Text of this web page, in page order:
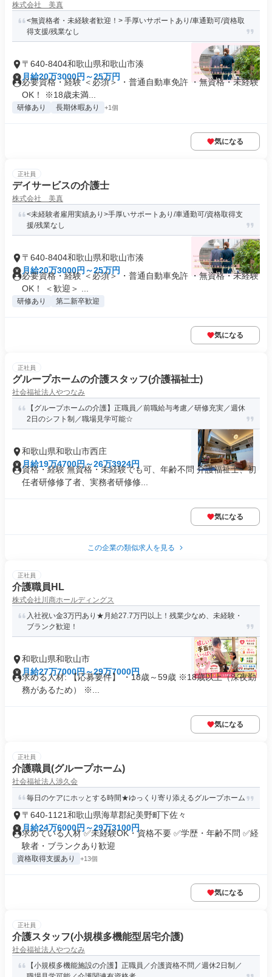
株式会社 美真
<無資格者・未経験者歓迎！> 手厚いサポートあり/車通勤可/資格取
得支援/残業なし
〒640-8404和歌山県和歌山市湊
月給20万3000円～25万円
必要資格・経験 ＜必須＞ ・普通自動車免許 ・無資格・未経験
OK！ ※18歳未満...
研修あり 長期休暇あり +1個
気になる
正社員
デイサービスの介護士
株式会社 美真
<未経験者雇用実績あり>手厚いサポートあり/車通勤可/資格取得支
援/残業なし
〒640-8404和歌山県和歌山市湊
月給20万3000円～25万円
必要資格・経験 ＜必須＞ ・普通自動車免許 ・無資格・未経験
OK！ ＜歓迎＞ ...
研修あり 第二新卒歓迎
気になる
正社員
グループホームの介護スタッフ(介護福祉士)
社会福祉法人やつなみ
【グループホームの介護】正職員／前職給与考慮／研修充実／週休
2日のシフト制／職場見学可能☆
和歌山県和歌山市西庄
月給19万4700円～26万3924円
資格・経験 無資格・未経験でも可、年齢不問 介護福祉士、初
任者研修修了者、実務者研修修...
気になる
この企業の類似求人を見る
正社員
介護職員HL
株式会社川商ホールディングス
入社祝い金3万円あり★月給27.7万円以上！残業少なめ、未経験・
ブランク歓迎！
和歌山県和歌山市
月給27万7000円～29万7000円
求める人材: 【応募要件】 ・18歳～59歳 ※18歳以上（深夜勤
務があるため） ※...
気になる
正社員
介護職員(グループホーム)
社会福祉法人渉久会
毎日のケアにホッとする時間★ゆっくり寄り添えるグループホーム
〒640-1121和歌山県海草郡紀美野町下佐々
月給24万6000円～29万3100円
求めている人材 ✅未経験OK・資格不要 ✅学歴・年齢不問 ✅経
験者・ブランクあり歓迎
資格取得支援あり +13個
気になる
正社員
介護スタッフ(小規模多機能型居宅介護)
社会福祉法人やつなみ
【小規模多機能施設の介護】正職員／介護資格不問／週休2日制／